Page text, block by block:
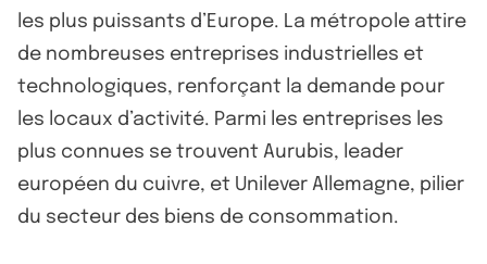
les plus puissants d’Europe. La métropole attire
de nombreuses entreprises industrielles et
technologiques, renforçant la demande pour
les locaux d’activité. Parmi les entreprises les
plus connues se trouvent Aurubis, leader
européen du cuivre, et Unilever Allemagne, pilier
du secteur des biens de consommation.